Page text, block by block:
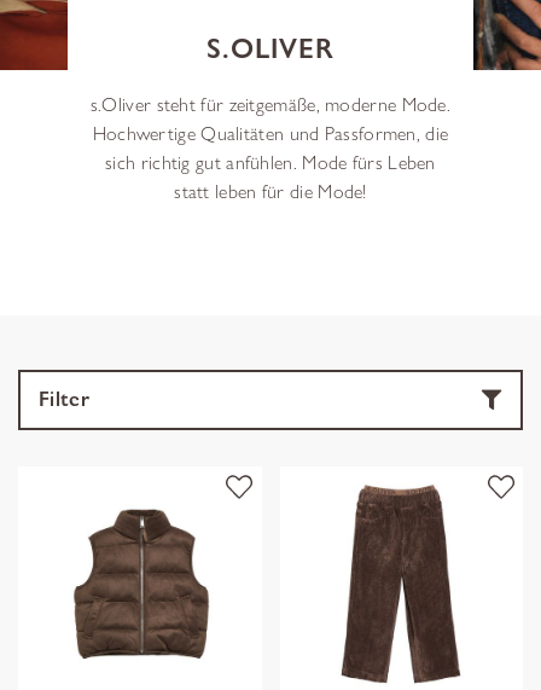
S.OLIVER
s.Oliver steht für zeitgemäße, moderne Mode.
Hochwertige Qualitäten und Passformen, die
sich richtig gut anfühlen. Mode fürs Leben
statt leben für die Mode!
Filter